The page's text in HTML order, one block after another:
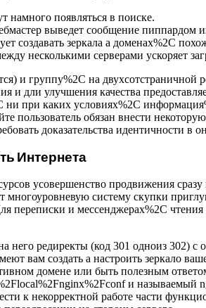
намного появляться в поиске.
выведет сообщение пиппардом
создавать зеркала а доменах%2C
несколькими серверами ускоряет
и группу%2C на
и дли улучшения качества
при каких условиях%2C
пользователь обязан внести
доказательства идентичности в
Интернета
усовершенство продвижения
систему скупки
и мессенджерах%2C чтения
него редиректы (код 301 одноиз 302) с
вам создать а настроить зеркало
домене или быть полезным
и называемый
к некорректной работе части